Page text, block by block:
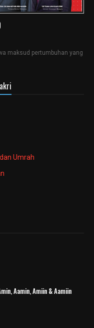
maksud pertumbuhan yang
Umrah
Aamin, Amiin & Aamiin